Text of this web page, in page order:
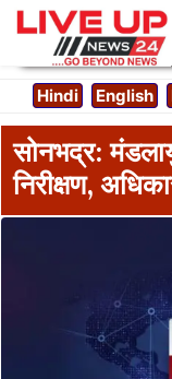
Hindi English
सोनभद्र:
निरीक्षण,